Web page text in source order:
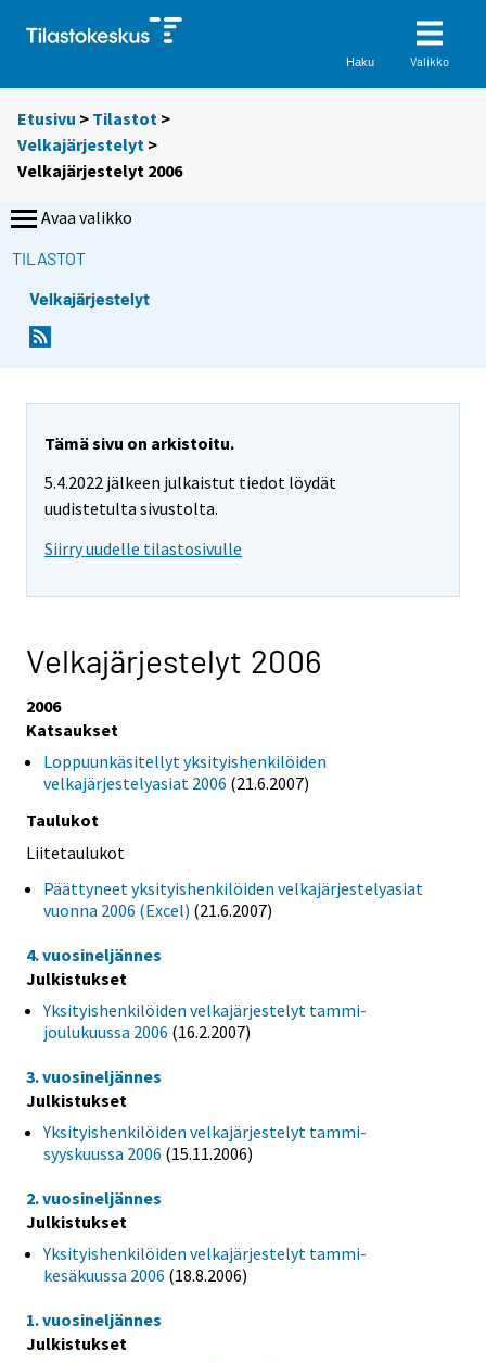
Haku Valikko
Etusivu > Tilastot >
Velkajärjestelyt >
Velkajärjestelyt 2006
Avaa valikko
TILASTOT
Velkajärjestelyt
Tämä sivu on arkistoitu.
5.4.2022 jälkeen julkaistut tiedot löydät
uudistetulta sivustolta.
Siirry uudelle tilastosivulle
Velkajärjestelyt 2006
2006
Katsaukset
Loppuunkäsitellyt yksityishenkilöiden
velkajärjestelyasiat 2006 (21.6.2007)
Taulukot
Liitetaulukot
Päättyneet yksityishenkilöiden velkajärjestelyasiat
vuonna 2006 (Excel) (21.6.2007)
4. vuosineljännes
Julkistukset
Yksityishenkilöiden velkajärjestelyt tammi-
joulukuussa 2006 (16.2.2007)
3. vuosineljännes
Julkistukset
Yksityishenkilöiden velkajärjestelyt tammi-
syyskuussa 2006 (15.11.2006)
2. vuosineljännes
Julkistukset
Yksityishenkilöiden velkajärjestelyt tammi-
kesäkuussa 2006 (18.8.2006)
1. vuosineljännes
Julkistukset